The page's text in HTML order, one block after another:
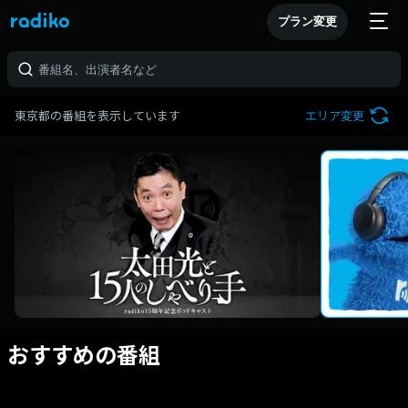
プラン変更
東京都の番組を表示しています エリア変更
おすすめの番組